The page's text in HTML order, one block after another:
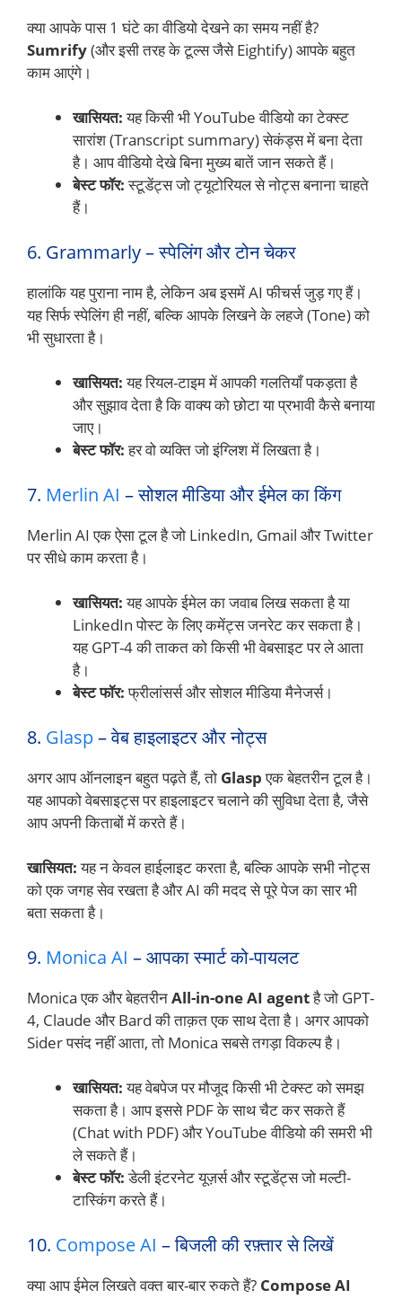
क्या आपके पास 1 घंटे का वीडियो देखने का समय नहीं है?
Sumrify(और इसी तरह के टूल्स जैसे Eightify) आपके बहुत
काम आएंगे।
खासियत:यह किसी भी YouTube वीडियो का टेक्स्ट
सारांश (Transcript summary) सेकंड्स में बना देता
है। आप वीडियो देखे बिना मुख्य बातें जान सकते हैं।
बेस्ट फॉर:स्टूडेंट्स जो ट्यूटोरियल से नोट्स बनाना चाहते
हैं।
6. Grammarly – स्पेलिंग और टोन चेकर
हालांकि यह पुराना नाम है, लेकिन अब इसमें AI फीचर्स जुड़ गए हैं।
यह सिर्फ स्पेलिंग ही नहीं, बल्कि आपके लिखने के लहजे (Tone) को
भी सुधारता है।
खासियत:यह रियल-टाइम में आपकी गलतियाँ पकड़ता है
और सुझाव देता है कि वाक्य को छोटा या प्रभावी कैसे बनाया
जाए।
बेस्ट फॉर:हर वो व्यक्ति जो इंग्लिश में लिखता है।
7. Merlin AI – सोशल मीडिया और ईमेल का किंग
Merlin AI एक ऐसा टूल है जो LinkedIn, Gmail और Twitter
पर सीधे काम करता है।
खासियत:यह आपके ईमेल का जवाब लिख सकता है या
LinkedIn पोस्ट के लिए कमेंट्स जनरेट कर सकता है।
यह GPT-4 की ताकत को किसी भी वेबसाइट पर ले आता
है।
बेस्ट फॉर:फ्रीलांसर्स और सोशल मीडिया मैनेजर्स।
8. Glasp– वेब हाइलाइटर और नोट्स
अगर आप ऑनलाइन बहुत पढ़ते हैं, तो Glaspएक बेहतरीन टूल है।
यह आपको वेबसाइट्स पर हाइलाइटर चलाने की सुविधा देता है, जैसे
आप अपनी किताबों में करते हैं।
खासियत:यह न केवल हाईलाइट करता है, बल्कि आपके सभी नोट्स
को एक जगह सेव रखता है और AI की मदद से पूरे पेज का सार भी
बता सकता है।
9. Monica AI – आपका स्मार्ट को-पायलट
Monica एक और बेहतरीनAll-in-one AI agentहै जो GPT-
4, Claude और Bard की ताक़त एक साथ देता है। अगर आपको
Sider पसंद नहीं आता, तो Monica सबसे तगड़ा विकल्प है।
खासियत:यह वेबपेज पर मौजूद किसी भी टेक्स्ट को समझ
सकता है। आप इससे PDF के साथ चैट कर सकते हैं
(Chat with PDF) और YouTube वीडियो की समरी भी
ले सकते हैं।
बेस्ट फॉर:डेली इंटरनेट यूज़र्स और स्टूडेंट्स जो मल्टी-
टास्किंग करते हैं।
10. Compose AI – बिजली की रफ़्तार से लिखें
क्या आप ईमेल लिखते वक्त बार-बार रुकते हैं? Compose AI